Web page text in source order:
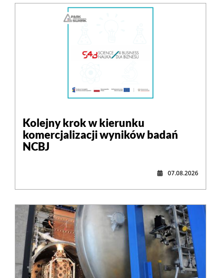
Kolejny krok w kierunku
komercjalizacji wyników badań
NCBJ
07.08.2026